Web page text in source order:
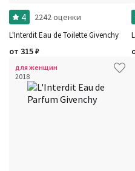
4 2242 оценки
L'Interdit Eau de Toilette Givenchy
от 315₽
для женщин
2018